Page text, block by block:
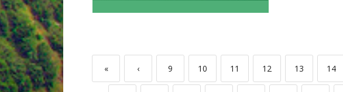
« ‹ 9 10 11 12 13 14